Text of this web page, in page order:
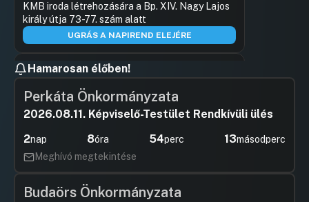
KMB iroda létrehozására a Bp. XIV. Nagy Lajos
király útja 73-77. szám alatt
UGRÁS A NAPIREND ELEJÉRE
24./ Térfigyelő kamerarendszer
helyszíneinek meghatározása
HozzászólásokUgrás a napirendi pontra
25./ Kutyafuttatók 2019. évi
tartalom bemutatása
HozzászólásokUgrás a napirendi pontra
26./ Intézkedéscsomag a zuglói
fogyatékkal élő embertársaink
élethelyzetének javítása
Hamarosan élőben!
Perkáta Önkormányzata
2026.08.11. Képviselő-Testület Rendkívüli ülés
2nap 8óra 54perc 12másodperc
Meghívó megtekintése
Budaörs Önkormányzata